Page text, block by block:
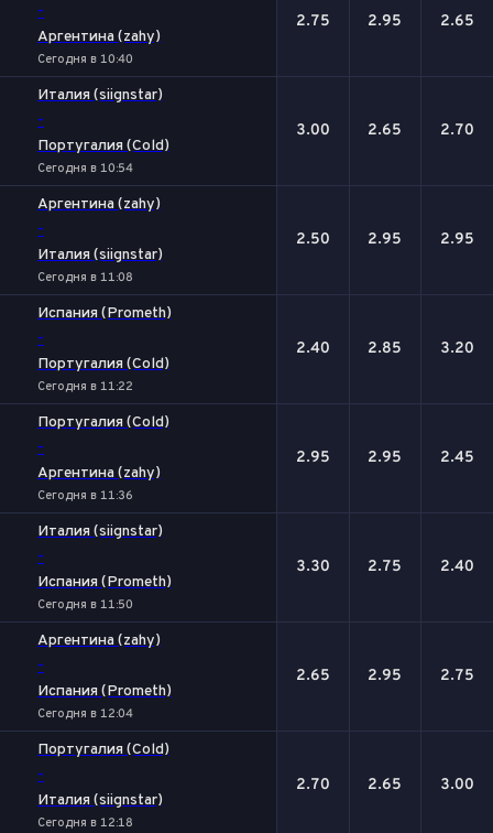
-
Аргентина (zahy)
Сегодня в 10:40
2.75 2.95 2.65
Италия (siignstar)
-
Португалия (Cold)
Сегодня в 10:54
3.00 2.65 2.70
Аргентина (zahy)
-
Италия (siignstar)
Сегодня в 11:08
2.50 2.95 2.95
Испания (Prometh)
-
Португалия (Cold)
Сегодня в 11:22
2.40 2.85 3.20
Португалия (Cold)
-
Аргентина (zahy)
Сегодня в 11:36
2.95 2.95 2.45
Италия (siignstar)
-
Испания (Prometh)
Сегодня в 11:50
3.30 2.75 2.40
Аргентина (zahy)
-
Испания (Prometh)
Сегодня в 12:04
2.65 2.95 2.75
Португалия (Cold)
-
Италия (siignstar)
Сегодня в 12:18
2.70 2.65 3.00